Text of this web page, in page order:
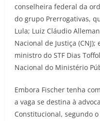
conselheira federal da
do grupo Prerrogativas,
Lula; Luiz Cláudio
Nacional de Justiça
ministro do STF Dias
Nacional do Ministério
Embora Fischer tenha
a vaga se destina à
Constitucional, segundo